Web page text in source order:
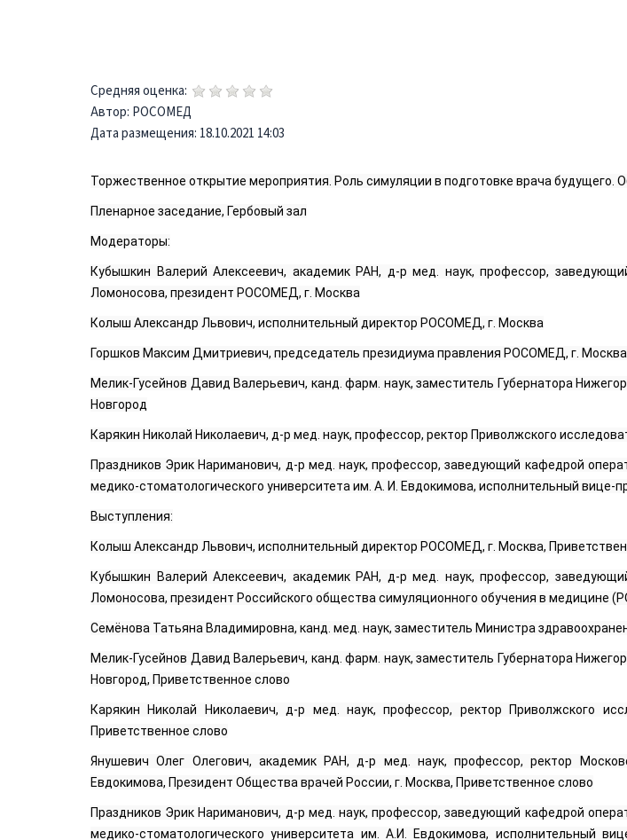
Средняя оценка:
Автор: РОСОМЕД
Дата размещения: 18.10.2021 14:03
Торжественное открытие мероприятия. Роль симуляции в подготовке врача будущего.
Пленарное заседание, Гербовый зал
Модераторы:
Кубышкин Валерий Алексеевич, академик РАН, д-р мед. наук, профессор,
Ломоносова, президент РОСОМЕД, г. Москва
Колыш Александр Львович, исполнительный директор РОСОМЕД, г. Москва
Горшков Максим Дмитриевич, председатель президиума правления РОСОМЕД, г. Москва
Мелик-Гусейнов Давид Валерьевич, канд. фарм. наук, заместитель Губернатора
Новгород
Карякин Николай Николаевич, д-р мед. наук, профессор, ректор Приволжского
Праздников Эрик Нариманович, д-р мед. наук, профессор, заведующий кафедрой
медико-стоматологического университета им. А. И. Евдокимова, исполнительный
Выступления:
Колыш Александр Львович, исполнительный директор РОСОМЕД, г. Москва,
Кубышкин Валерий Алексеевич, академик РАН, д-р мед. наук, профессор,
Ломоносова, президент Российского общества симуляционного обучения в медицине
Семёнова Татьяна Владимировна, канд. мед. наук, заместитель Министра
Мелик-Гусейнов Давид Валерьевич, канд. фарм. наук, заместитель Губернатора
Новгород, Приветственное слово
Карякин Николай Николаевич, д-р мед. наук, профессор, ректор Приволжского
Приветственное слово
Янушевич Олег Олегович, академик РАН, д-р мед. наук, профессор, ректор
Евдокимова, Президент Общества врачей России, г. Москва, Приветственное слово
Праздников Эрик Нариманович, д-р мед. наук, профессор, заведующий кафедрой
медико-стоматологического университета им. А.И. Евдокимова, исполнительный